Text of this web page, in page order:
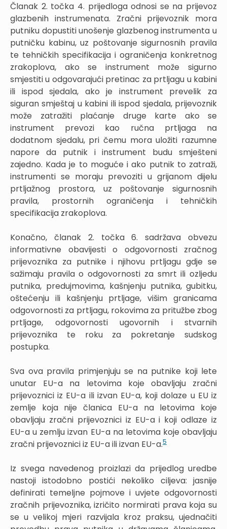
Članak 2. točka 4. prijedloga odnosi se na prijevoz
glazbenih instrumenata. Zračni prijevoznik mora
putniku dopustiti unošenje glazbenog instrumenta u
putničku kabinu, uz poštovanje sigurnosnih pravila
te tehničkih specifikacija i ograničenja konkretnog
zrakoplova, ako se instrument može sigurno
smjestiti u odgovarajući pretinac za prtljagu u kabini
ili ispod sjedala, ako je instrument prevelik za
siguran smještaj u kabini ili ispod sjedala, prijevoznik
može zatražiti plaćanje druge karte ako se
instrument prevozi kao ručna prtljaga na
dodatnom sjedalu, pri čemu mora uložiti razumne
napore da putnik i instrument budu smješteni
zajedno. Kada je to moguće i ako putnik to zatraži,
instrumenti se moraju prevoziti u grijanom dijelu
prtljažnog prostora, uz poštovanje sigurnosnih
pravila, prostornih ograničenja i tehničkih
specifikacija zrakoplova.
Konačno, članak 2. točka 6. sadržava obvezu
informativne obavijesti o odgovornosti zračnog
prijevoznika za putnike i njihovu prtljagu gdje se
sažimaju pravila o odgovornosti za smrt ili ozljedu
putnika, predujmovima, kašnjenju putnika, gubitku,
oštećenju ili kašnjenju prtljage, višim granicama
odgovornosti za prtljagu, rokovima za pritužbe zbog
prtljage, odgovornosti ugovornih i stvarnih
prijevoznika te roku za pokretanje sudskog
postupka.
Sva ova pravila primjenjuju se na putnike koji lete
unutar EU-a na letovima koje obavljaju zračni
prijevoznici iz EU-a ili izvan EU-a, koji dolaze u EU iz
zemlje koja nije članica EU-a na letovima koje
obavljaju zračni prijevoznici iz EU-a i koji odlaze iz
EU-a u zemlju izvan EU-a na letovima koje obavljaju
zračni prijevoznici iz EU-a ili izvan EU-a.5
Iz svega navedenog proizlazi da prijedlog uredbe
nastoji istodobno postići nekoliko ciljeva: jasnije
definirati temeljne pojmove i uvjete odgovornosti
zračnih prijevoznika, izričito normirati prava koja su
se u velikoj mjeri razvijala kroz praksu, ujednačiti